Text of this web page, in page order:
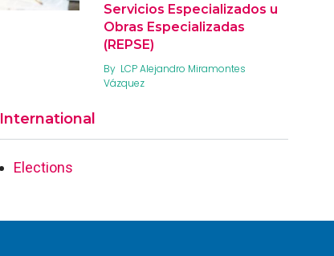
Servicios Especializados u
Obras Especializadas
(REPSE)
By LCP Alejandro Miramontes
Vázquez
International
Elections